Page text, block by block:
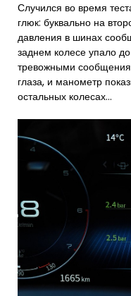
Случился во время
глюк: буквально на
давления в шинах
заднем колесе упало
тревожными
глаза, и манометр
остальных колесах…